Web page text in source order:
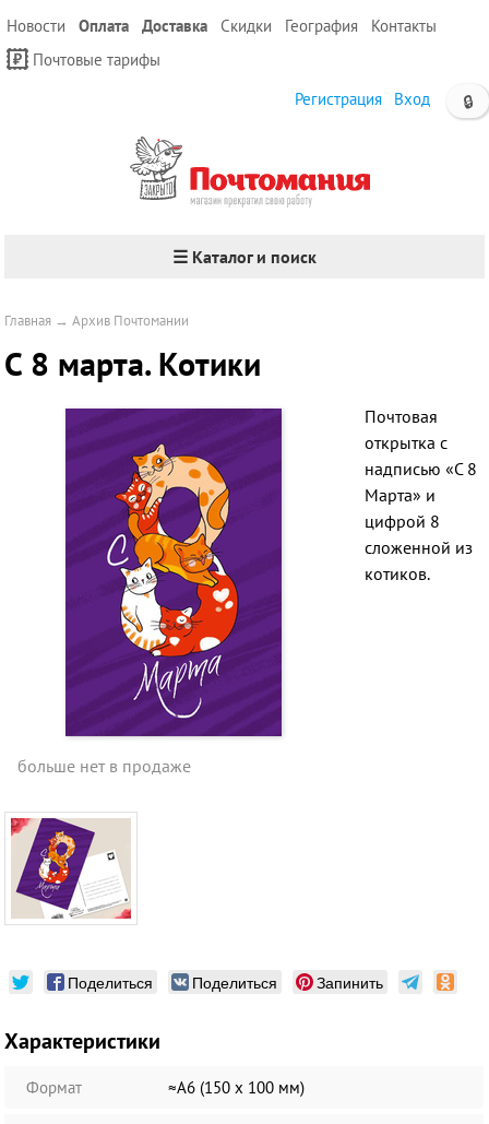
Новости Оплата Доставка Скидки География
Контакты
Почтовые тарифы
🔒
Регистрация Вход
☰ Каталог и поиск
Главная →Архив Почтомании
С 8 марта. Котики
Почтовая
открытка с
надписью «С 8
Марта» и
цифрой 8
сложенной из
котиков.
больше нет в продаже
Поделиться Поделиться Запинить
Характеристики
Формат ≈А6 (150 х 100 мм)